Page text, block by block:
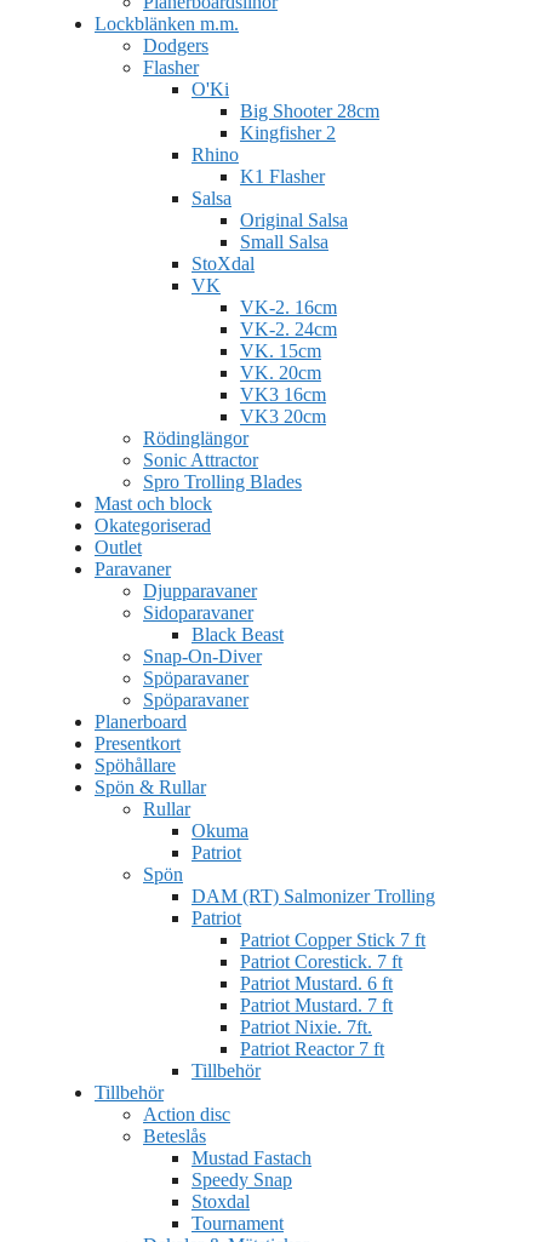
Lockblänken m.m.
Dodgers
Flasher
O'Ki
Big Shooter 28cm
Kingfisher 2
Rhino
K1 Flasher
Salsa
Original Salsa
Small Salsa
StoXdal
VK
VK-2. 16cm
VK-2. 24cm
VK. 15cm
VK. 20cm
VK3 16cm
VK3 20cm
Rödinglängor
Sonic Attractor
Spro Trolling Blades
Mast och block
Okategoriserad
Outlet
Paravaner
Djupparavaner
Sidoparavaner
Black Beast
Snap-On-Diver
Spöparavaner
Spöparavaner
Planerboard
Presentkort
Spöhållare
Spön & Rullar
Rullar
Okuma
Patriot
Spön
DAM (RT) Salmonizer Trolling
Patriot
Patriot Copper Stick 7 ft
Patriot Corestick. 7 ft
Patriot Mustard. 6 ft
Patriot Mustard. 7 ft
Patriot Nixie. 7ft.
Patriot Reactor 7 ft
Tillbehör
Tillbehör
Action disc
Beteslås
Mustad Fastach
Speedy Snap
Stoxdal
Tournament